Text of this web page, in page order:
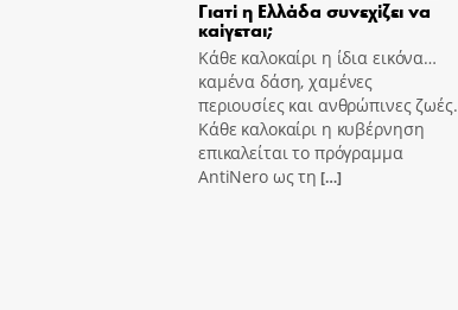
Γιατί η Ελλάδα συνεχίζει να
καίγεται;
Κάθε καλοκαίρι η ίδια εικόνα…
καμένα δάση, χαμένες
περιουσίες και ανθρώπινες ζωές.
Κάθε καλοκαίρι η κυβέρνηση
επικαλείται το πρόγραμμα
AntiNero ως τη […]